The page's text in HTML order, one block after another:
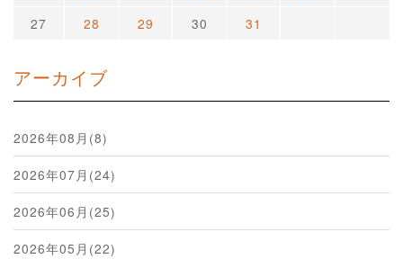
27
28 29 30 31
アーカイブ
2026年08月(8)
2026年07月(24)
2026年06月(25)
2026年05月(22)